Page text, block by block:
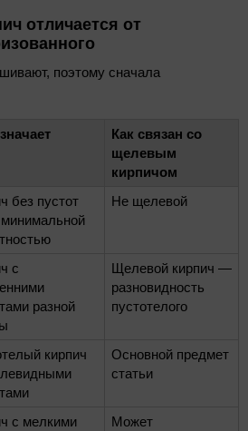
отличается от
поэтому сначала
Как связан со
щелевым
кирпичом
без пустот
Не щелевой
с
разной
Щелевой кирпич —
разновидность
пустотелого
кирпич
Основной предмет
статьи
с мелкими
Может